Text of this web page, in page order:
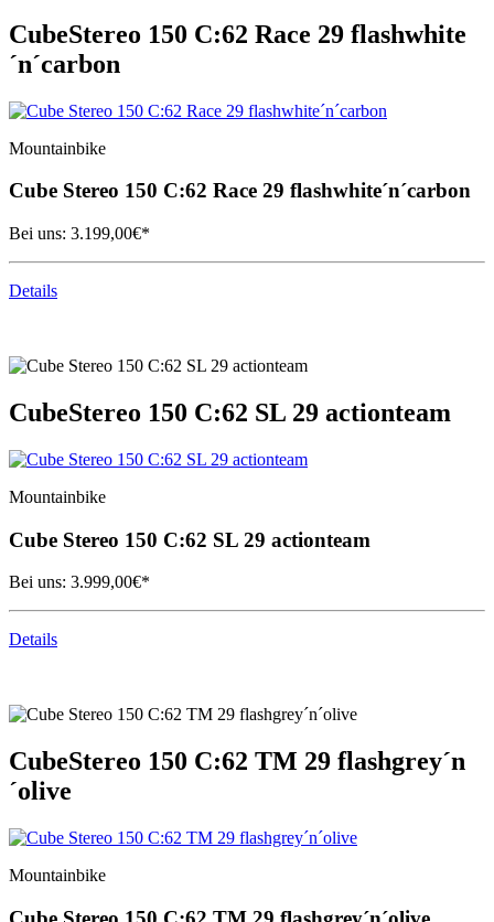
CubeStereo 150 C:62 Race 29 flashwhite
´n´carbon
Mountainbike
Cube Stereo 150 C:62 Race 29 flashwhite´n´carbon
Bei uns: 3.199,00€*
Details
CubeStereo 150 C:62 SL 29 actionteam
Mountainbike
Cube Stereo 150 C:62 SL 29 actionteam
Bei uns: 3.999,00€*
Details
CubeStereo 150 C:62 TM 29 flashgrey´n
´olive
Mountainbike